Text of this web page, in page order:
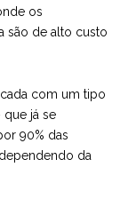
os
são de alto custo
com um tipo
que já se
90% das
da